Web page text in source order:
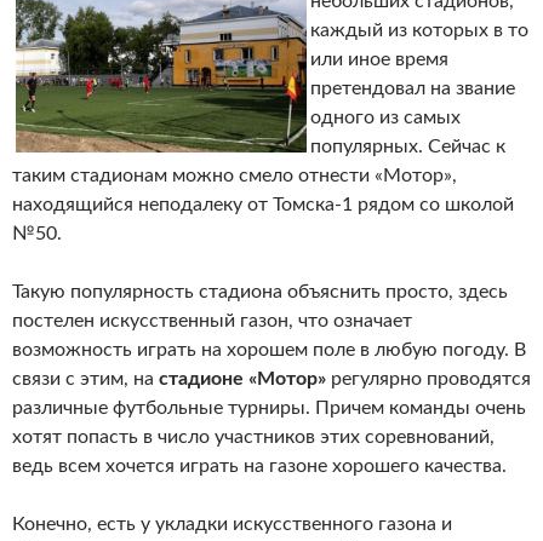
каждый из которых в то
или иное время
претендовал на звание
одного из самых
популярных. Сейчас к
таким стадионам можно смело отнести «Мотор»,
находящийся неподалеку от Томска-1 рядом со школой
№50.
Такую популярность стадиона объяснить просто, здесь
постелен искусственный газон, что означает
возможность играть на хорошем поле в любую погоду. В
связи с этим, на стадионе «Мотор» регулярно проводятся
различные футбольные турниры. Причем команды очень
хотят попасть в число участников этих соревнований,
ведь всем хочется играть на газоне хорошего качества.
Конечно, есть у укладки искусственного газона и